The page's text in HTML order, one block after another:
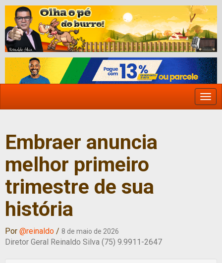
Embraer anuncia
melhor primeiro
trimestre de sua
história
Por @reinaldo / 8 de maio de 2026
Diretor Geral Reinaldo Silva (75) 9.9911-2647